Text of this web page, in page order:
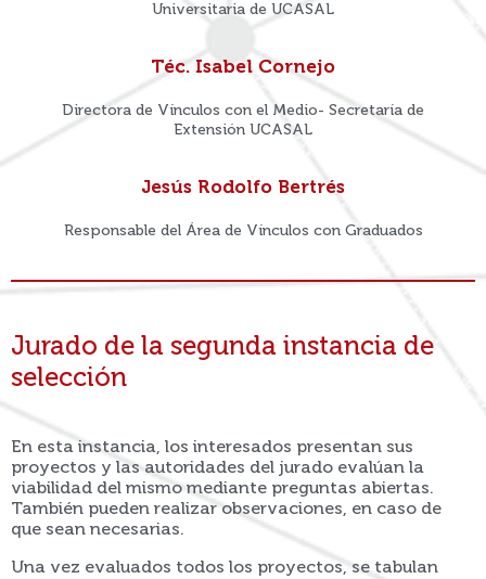
Universitaria de UCASAL
Téc. Isabel Cornejo
Directora de Vínculos con el Medio- Secretaría de
Extensión UCASAL
Jesús Rodolfo Bertrés
Responsable del Área de Vínculos con Graduados
Jurado de la segunda instancia de
selección
En esta instancia, los interesados presentan sus
proyectos y las autoridades del jurado evalúan la
viabilidad del mismo mediante preguntas abiertas.
También pueden realizar observaciones, en caso de
que sean necesarias.
Una vez evaluados todos los proyectos, se tabulan